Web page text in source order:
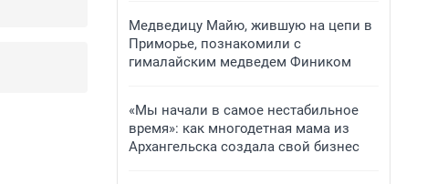
Медведицу Майю, жившую на цепи в
Приморье, познакомили с
гималайским медведем Фиником
«Мы начали в самое нестабильное
время»: как многодетная мама из
Архангельска создала свой бизнес